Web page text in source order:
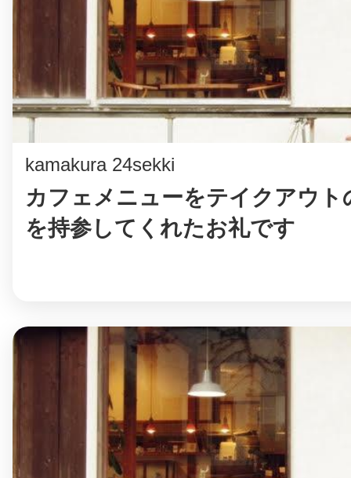
kamakura 24sekki
カフェメニューをテイクアウト
を持参してくれたお礼です
まちのコイン
お知らせ
お問い合わせ
©︎ KAYAC Inc.All